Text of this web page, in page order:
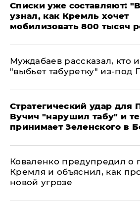
Списки уже составляют:
узнал, как Кремль хочет
мобилизовать 800 тысяч
Муждабаев рассказал, кто
"выбьет табуретку" из-под
Стратегический удар для
Вучич "нарушил табу" и
принимает Зеленского в
Коваленко предупредил о
Кремля и объяснил, как
новой угрозе